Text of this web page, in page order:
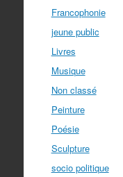
Francophonie
jeune public
Livres
Musique
Non classé
Peinture
Poésie
Sculpture
socio politique